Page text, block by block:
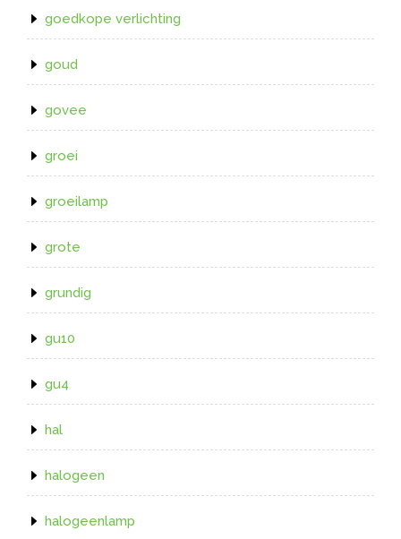
goedkope verlichting
goud
govee
groei
groeilamp
grote
grundig
gu10
gu4
hal
halogeen
halogeenlamp